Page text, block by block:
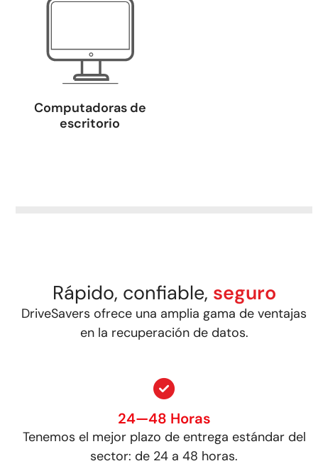
Computadoras de
escritorio
Rápido, confiable, seguro
DriveSavers ofrece una amplia gama de ventajas
en la recuperación de datos.
24—48 Horas
Tenemos el mejor plazo de entrega estándar del
sector: de 24 a 48 horas.